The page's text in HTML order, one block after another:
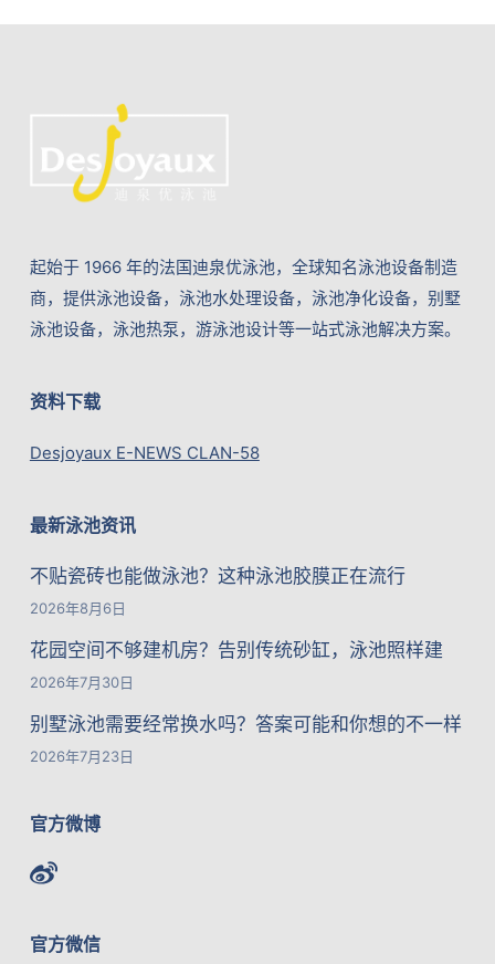
起始于 1966 年的法国迪泉优泳池，全球知名泳池设备制造
商，提供泳池设备，泳池水处理设备，泳池净化设备，别墅
泳池设备，泳池热泵，游泳池设计等一站式泳池解决方案。
资料下载
Desjoyaux E-NEWS CLAN-58
最新泳池资讯
不贴瓷砖也能做泳池？这种泳池胶膜正在流行
2026年8月6日
花园空间不够建机房？告别传统砂缸，泳池照样建
2026年7月30日
别墅泳池需要经常换水吗？答案可能和你想的不一样
2026年7月23日
官方微博
官方微信